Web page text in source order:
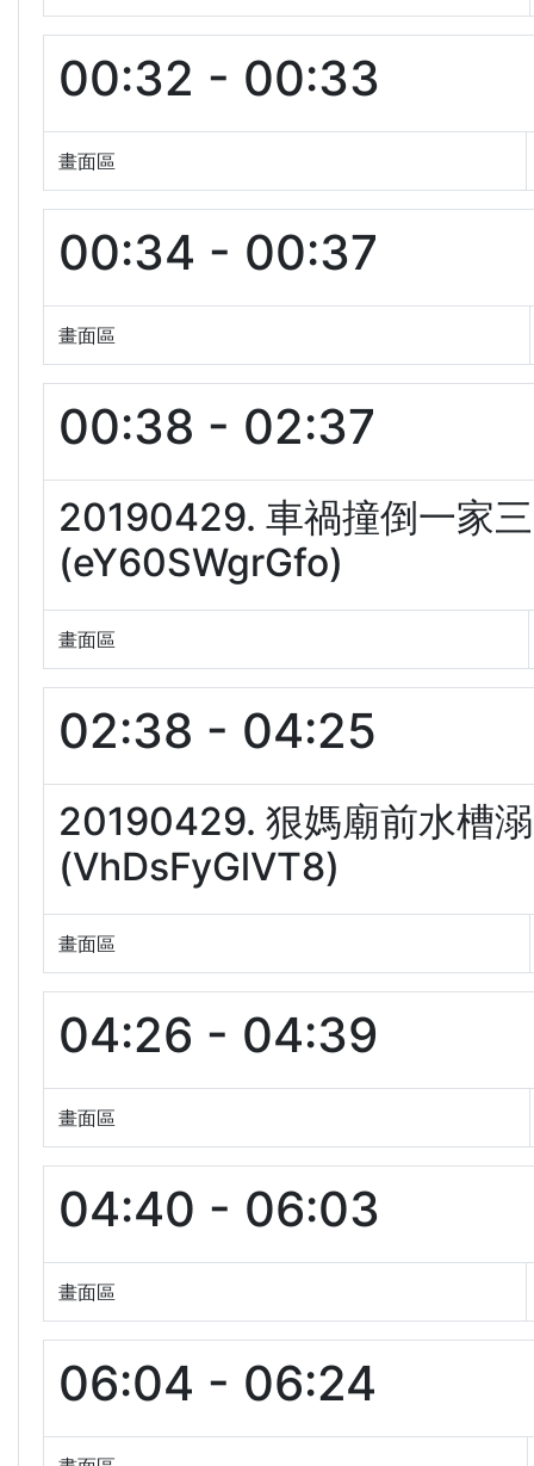
00:32 - 00:33
畫面區
00:34 - 00:37
畫面區
00:38 - 02:37
20190429. 車禍撞倒一家
(eY60SWgrGfo)
畫面區
02:38 - 04:25
20190429. 狠媽廟前水槽
(VhDsFyGlVT8)
畫面區
04:26 - 04:39
畫面區
04:40 - 06:03
畫面區
06:04 - 06:24